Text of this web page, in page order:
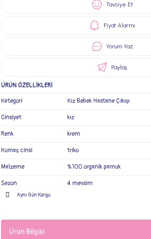
Tavsiye Et
Fiyat Alarmı
Yorum Yaz
Paylaş
ÜRÜN ÖZELLİKLERİ
Kategori Kız Bebek Hastane Çıkışı
Cinsiyet kız
Renk krem
Kumaş cinsi triko
Malzeme %100 organik pamuk
Sezon 4 mevsim
Aynı Gün Kargo
Ürün Bilgisi